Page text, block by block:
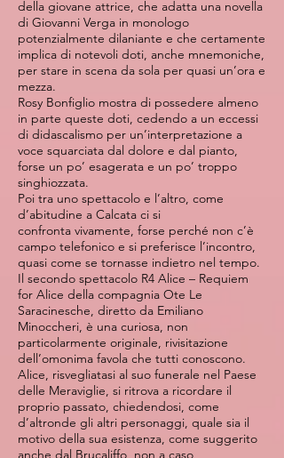
della giovane attrice, che adatta una novella
di Giovanni Verga in monologo
potenzialmente dilaniante e che certamente
implica di notevoli doti, anche mnemoniche,
per stare in scena da sola per quasi un’ora e
mezza.
Rosy Bonfiglio mostra di possedere almeno
in parte queste doti, cedendo a un eccessi
di didascalismo per un’interpretazione a
voce squarciata dal dolore e dal pianto,
forse un po’ esagerata e un po’ troppo
singhiozzata.
Poi tra uno spettacolo e l’altro, come
d’abitudine a Calcata ci si
confronta vivamente, forse perché non c’è
campo telefonico e si preferisce l’incontro,
quasi come se tornasse indietro nel tempo.
Il secondo spettacolo R4 Alice – Requiem
for Alice della compagnia Ote Le
Saracinesche, diretto da Emiliano
Minoccheri, è una curiosa, non
particolarmente originale, rivisitazione
dell’omonima favola che tutti conoscono.
Alice, risvegliatasi al suo funerale nel Paese
delle Meraviglie, si ritrova a ricordare il
proprio passato, chiedendosi, come
d’altronde gli altri personaggi, quale sia il
motivo della sua esistenza, come suggerito
anche dal Brucaliffo, non a caso